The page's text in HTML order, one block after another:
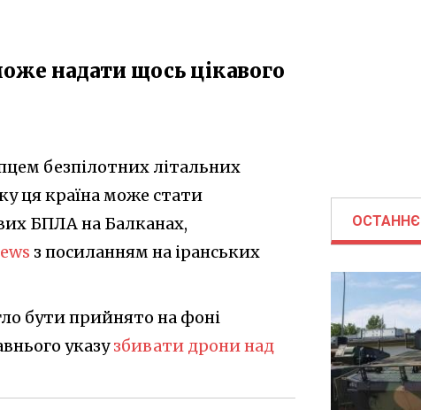
надати щось цікавого
безпілотних літальних
ця країна може стати
БПЛА на Балканах,
з посиланням на іранських
бути прийнято на фоні
указузбивати дрони над
ОСТАННЄ